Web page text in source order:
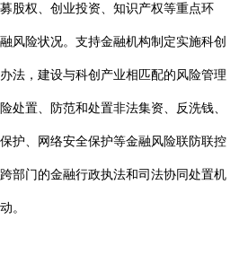
股权、创业投资、知识产权等重点环
风险状况。支持金融机构制定实施科创
法，建设与科创产业相匹配的风险管理
处置、防范和处置非法集资、反洗钱、
护、网络安全保护等金融风险联防联控
部门的金融行政执法和司法协同处置机
。